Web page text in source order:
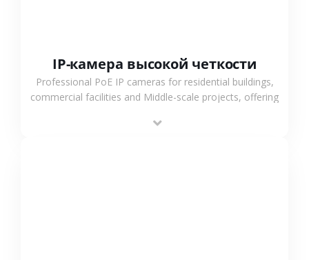
IP-камера высокой четкости
Professional PoE IP cameras for residential buildings,
commercial facilities and Middle-scale projects, offering
support.